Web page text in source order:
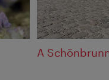
A